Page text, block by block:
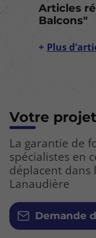
Articles
Balcons"
Plus
Votre
La garantie de
spécialistes en
déplacent dans
Lanaudière
Demande